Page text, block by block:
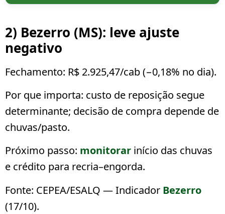
2) Bezerro (MS): leve ajuste
negativo
Fechamento: R$ 2.925,47/cab(−0,18% no dia).
Por que importa: custo de reposição segue
determinante; decisão de compra depende de
chuvas/pasto.
Próximo passo: monitorar início das chuvas
e crédito para recria–engorda.
Fonte: CEPEA/ESALQ — Indicador Bezerro
(17/10).